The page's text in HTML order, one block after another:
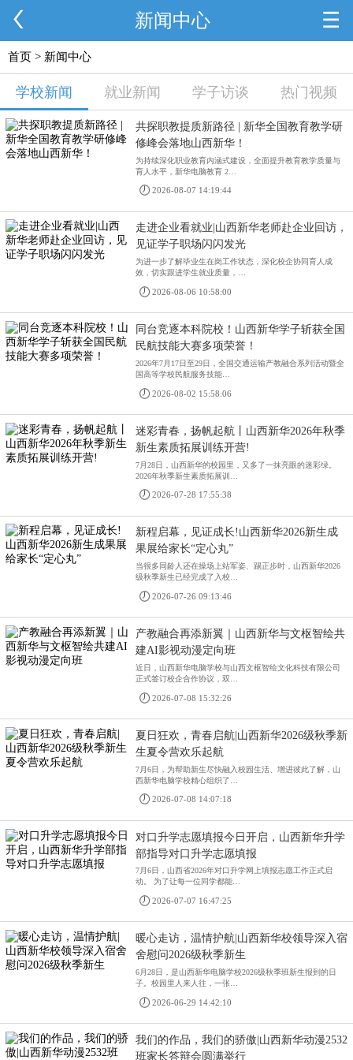
新闻中心
首页 > 新闻中心
学校新闻 就业新闻 学子访谈 热门视频
共探职教提质新路径 | 新华全国教育教学研
修峰会落地山西新华！
为持续深化职业教育内涵式建设，全面提升教育教学质量与
育人水平，新华电脑教育 2…
2026-08-07 14:19:44
走进企业看就业|山西新华老师赴企业回访，
见证学子职场闪闪发光
为进一步了解毕业生在岗工作状态，深化校企协同育人成
效，切实跟进学生就业质量，…
2026-08-06 10:58:00
同台竞逐本科院校！山西新华学子斩获全国
民航技能大赛多项荣誉！
2026年7月17日至29日，全国交通运输产教融合系列活动暨全
国高等学校民航服务技能…
2026-08-02 15:58:06
迷彩青春，扬帆起航丨山西新华2026年秋季
新生素质拓展训练开营!
7月28日，山西新华的校园里，又多了一抹亮眼的迷彩绿。
2026年秋季新生素质拓展训…
2026-07-28 17:55:38
新程启幕，见证成长!山西新华2026新生成
果展给家长“定心丸”
当很多同龄人还在操场上站军姿、踢正步时，山西新华2026
级秋季新生已经完成了入校…
2026-07-26 09:13:46
产教融合再添新翼｜山西新华与文枢智绘共
建AI影视动漫定向班
近日，山西新华电脑学校与山西文枢智绘文化科技有限公司
正式签订校企合作协议，双…
2026-07-08 15:32:26
夏日狂欢，青春启航|山西新华2026级秋季新
生夏令营欢乐起航
7月6日，为帮助新生尽快融入校园生活、增进彼此了解，山
西新华电脑学校精心组织了…
2026-07-08 14:07:18
对口升学志愿填报今日开启，山西新华升学
部指导对口升学志愿填报
7月6日，山西省2026年对口升学网上填报志愿工作正式启
动。 为了让每一位同学都能…
2026-07-07 16:47:25
暖心走访，温情护航|山西新华校领导深入宿
舍慰问2026级秋季新生
6月28日，是山西新华电脑学校2026级秋季班新生报到的日
子。校园里人来人往，一张…
2026-06-29 14:42:10
我们的作品，我们的骄傲|山西新华动漫2532
班家长答辩会圆满举行